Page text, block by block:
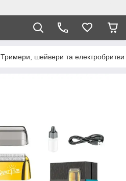
Тримери, шейвери та електробритви